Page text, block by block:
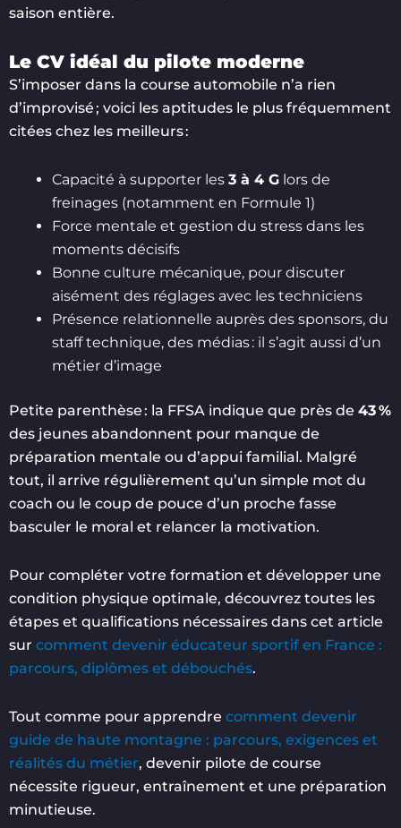
saison entière.
Le CV idéal du pilote moderne
S’imposer dans la course automobile n’a rien
d’improvisé ; voici les aptitudes le plus fréquemment
citées chez les meilleurs :
Capacité à supporter les 3 à 4 G lors de
freinages (notamment en Formule 1)
Force mentale et gestion du stress dans les
moments décisifs
Bonne culture mécanique, pour discuter
aisément des réglages avec les techniciens
Présence relationnelle auprès des sponsors, du
staff technique, des médias : il s’agit aussi d’un
métier d’image
Petite parenthèse : la FFSA indique que près de 43 %
des jeunes abandonnent pour manque de
préparation mentale ou d’appui familial. Malgré
tout, il arrive régulièrement qu’un simple mot du
coach ou le coup de pouce d’un proche fasse
basculer le moral et relancer la motivation.
Pour compléter votre formation et développer une
condition physique optimale, découvrez toutes les
étapes et qualifications nécessaires dans cet article
sur comment devenir éducateur sportif en France :
parcours, diplômes et débouchés.
Tout comme pour apprendre comment devenir
guide de haute montagne : parcours, exigences et
réalités du métier, devenir pilote de course
nécessite rigueur, entraînement et une préparation
minutieuse.